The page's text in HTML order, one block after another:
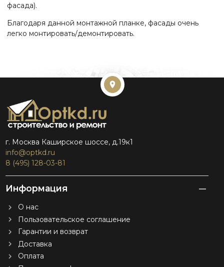
фасада).
Благодаря данной монтажной планке, фасады очень
легко монтировать/демонтировать.
г. Москва Каширское шоссе, д.19к1
info@optkd.ru
8 (495) 128-03-81
Информация
О нас
Пользовательское соглашение
Гарантии и возврат
Доставка
Оплата